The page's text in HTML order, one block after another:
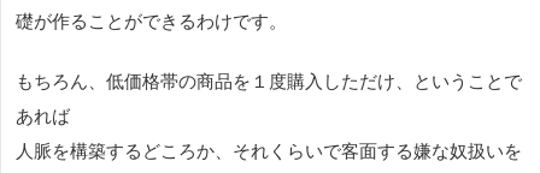
礎が作ることができるわけです。
もちろん、低価格帯の商品を１度購入しただけ、ということで
あれば
人脈を構築するどころか、それくらいで客面する嫌な奴扱いを